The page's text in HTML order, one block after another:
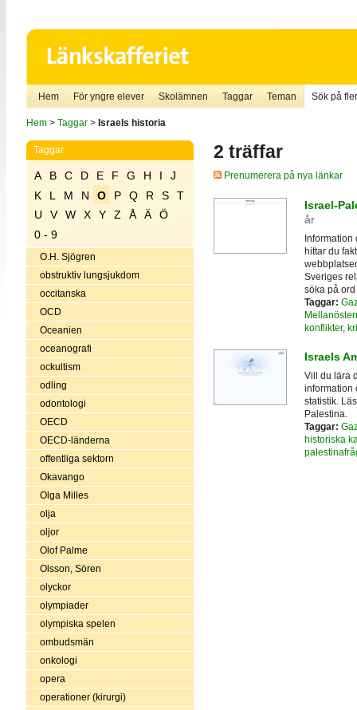
Hem För yngre elever Skolämnen Taggar Teman Sök på
Hem> Taggar> Israels historia
Taggar
A B C D E F G H I
J
K
L M N O P Q R S
T
U
V W X Y Z Å Ä
Ö
0 - 9
O.H. Sjögren
obstruktiv lungsjukdom
occitanska
OCD
Oceanien
oceanografi
ockultism
odling
odontologi
OECD
OECD-länderna
offentliga sektorn
Okavango
Olga Milles
olja
oljor
Olof Palme
Olsson, Sören
olyckor
olympiader
olympiska spelen
ombudsmän
onkologi
opera
operationer (kirurgi)
2 träffar
Prenumerera på nya länkar
Israel-
år
Information
hittar du
Sveriges
söka på
Taggar:
konflikter,
Israels
Vill du lära
information
statistik.
Palestina.
Taggar:
historiska